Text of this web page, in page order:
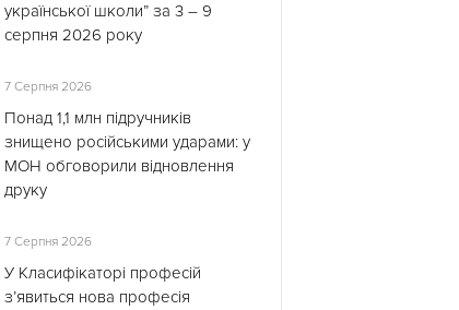
української школи” за 3 – 9
серпня 2026 року
7 Серпня 2026
Понад 1,1 млн підручників
знищено російськими ударами: у
МОН обговорили відновлення
друку
7 Серпня 2026
У Класифікаторі професій
з’явиться нова професія